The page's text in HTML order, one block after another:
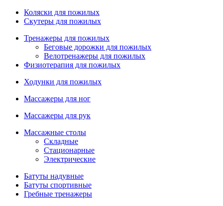
Коляски для пожилых
Скутеры для пожилых
Тренажеры для пожилых
Беговые дорожки для пожилых
Велотренажеры для пожилых
Физиотерапия для пожилых
Ходунки для пожилых
Массажеры для ног
Массажеры для рук
Массажные столы
Складные
Стационарные
Электрические
Батуты надувные
Батуты спортивные
Гребные тренажеры